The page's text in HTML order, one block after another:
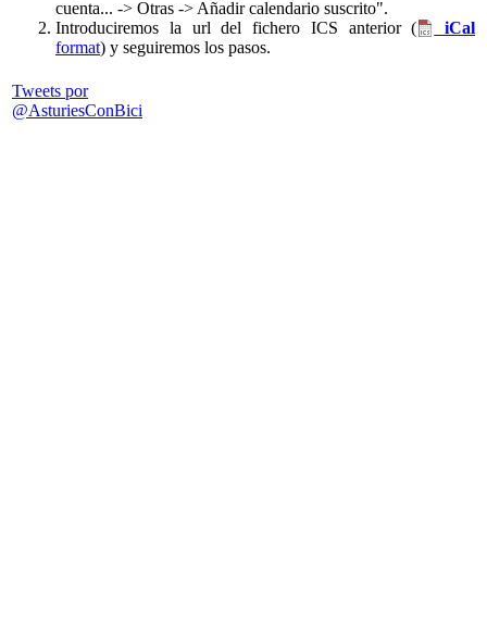
cuenta... -> Otras -> Añadir calendario suscrito".
Introduciremos la url del fichero ICS anterior (
iCal
format) y seguiremos los pasos.
Tweets por
@AsturiesConBici